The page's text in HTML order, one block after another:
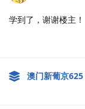
学到了，谢谢楼主！
澳门新葡京625